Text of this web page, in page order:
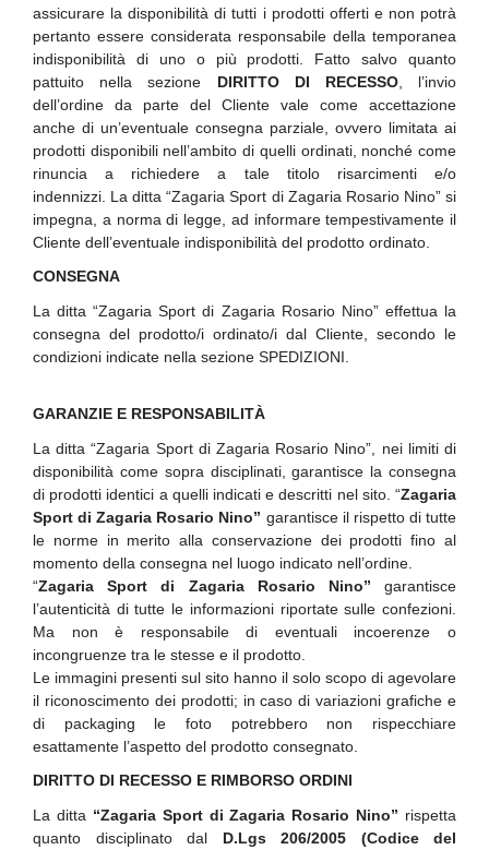
assicurare la disponibilità di tutti i prodotti offerti e non potrà
pertanto essere considerata responsabile della temporanea
indisponibilità di uno o più prodotti. Fatto salvo quanto
pattuito nella sezione DIRITTO DI RECESSO, l’invio
dell’ordine da parte del Cliente vale come accettazione
anche di un’eventuale consegna parziale, ovvero limitata ai
prodotti disponibili nell’ambito di quelli ordinati, nonché come
rinuncia a richiedere a tale titolo risarcimenti e/o
indennizzi. La ditta “Zagaria Sport di Zagaria Rosario Nino” si
impegna, a norma di legge, ad informare tempestivamente il
Cliente dell’eventuale indisponibilità del prodotto ordinato.
CONSEGNA
La ditta “Zagaria Sport di Zagaria Rosario Nino” effettua la
consegna del prodotto/i ordinato/i dal Cliente, secondo le
condizioni indicate nella sezione SPEDIZIONI.
GARANZIE E RESPONSABILITÀ
La ditta “Zagaria Sport di Zagaria Rosario Nino”, nei limiti di
disponibilità come sopra disciplinati, garantisce la consegna
di prodotti identici a quelli indicati e descritti nel sito. “Zagaria
Sport di Zagaria Rosario Nino” garantisce il rispetto di tutte
le norme in merito alla conservazione dei prodotti fino al
momento della consegna nel luogo indicato nell’ordine.
“Zagaria Sport di Zagaria Rosario Nino” garantisce
l’autenticità di tutte le informazioni riportate sulle confezioni.
Ma non è responsabile di eventuali incoerenze o
incongruenze tra le stesse e il prodotto.
Le immagini presenti sul sito hanno il solo scopo di agevolare
il riconoscimento dei prodotti; in caso di variazioni grafiche e
di packaging le foto potrebbero non rispecchiare
esattamente l’aspetto del prodotto consegnato.
DIRITTO DI RECESSO E RIMBORSO ORDINI
La ditta “Zagaria Sport di Zagaria Rosario Nino” rispetta
quanto disciplinato dal D.Lgs 206/2005 (Codice del